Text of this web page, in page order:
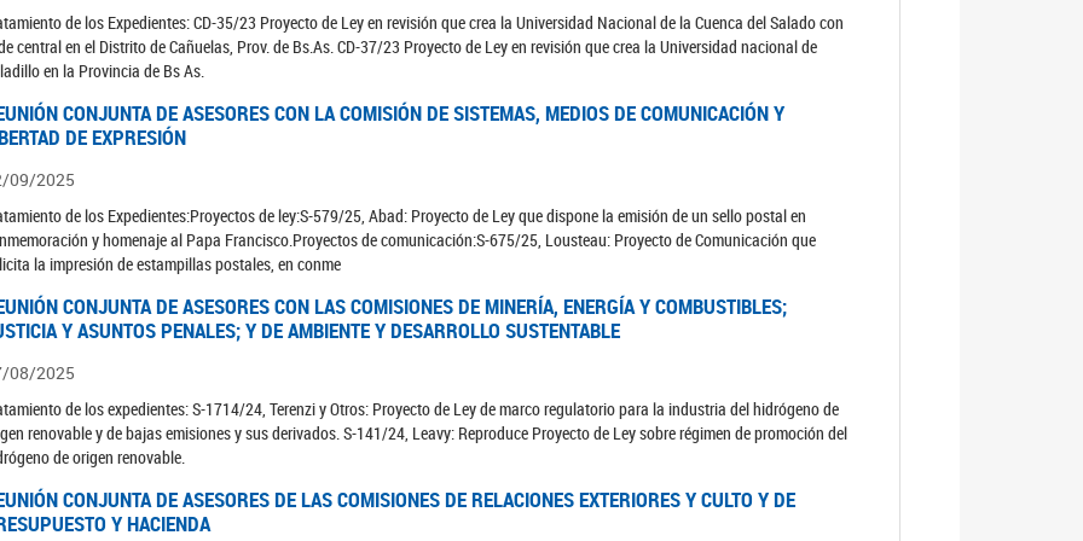
de los Expedientes: CD-35/23 Proyecto de Ley en revisión que crea la Universidad Nacional de la Cuenca del Salado con
central en el Distrito de Cañuelas, Prov. de Bs.As. CD-37/23 Proyecto de Ley en revisión que crea la Universidad nacional de
en la Provincia de Bs As.
CONJUNTA DE ASESORES CON LA COMISIÓN DE SISTEMAS, MEDIOS DE COMUNICACIÓN Y
DE EXPRESIÓN
09/2025
de los Expedientes:Proyectos de ley:S-579/25, Abad: Proyecto de Ley que dispone la emisión de un sello postal en
y homenaje al Papa Francisco.Proyectos de comunicación:S-675/25, Lousteau: Proyecto de Comunicación que
la impresión de estampillas postales, en conme
CONJUNTA DE ASESORES CON LAS COMISIONES DE MINERÍA, ENERGÍA Y COMBUSTIBLES;
Y ASUNTOS PENALES; Y DE AMBIENTE Y DESARROLLO SUSTENTABLE
08/2025
de los expedientes: S-1714/24, Terenzi y Otros: Proyecto de Ley de marco regulatorio para la industria del hidrógeno de
renovable y de bajas emisiones y sus derivados. S-141/24, Leavy: Reproduce Proyecto de Ley sobre régimen de promoción del
de origen renovable.
CONJUNTA DE ASESORES DE LAS COMISIONES DE RELACIONES EXTERIORES Y CULTO Y DE
Y HACIENDA